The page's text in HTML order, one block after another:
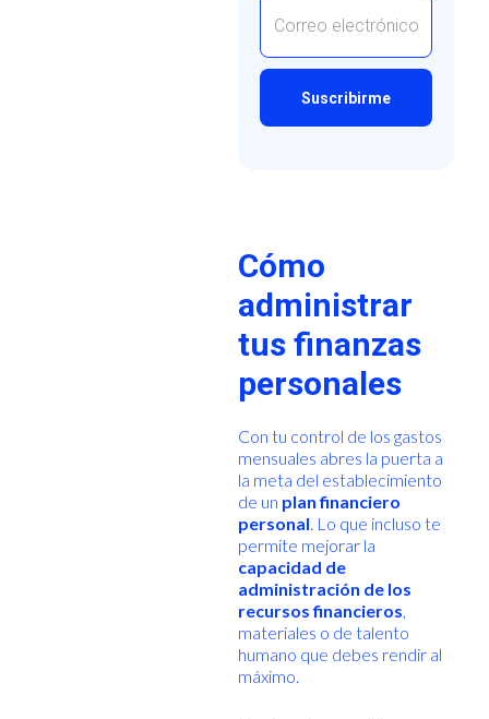
Cómo
administrar
tus finanzas
personales
Con tu control de los gastos
mensuales abres la puerta a
la meta del establecimiento
de un plan financiero
personal. Lo que incluso te
permite mejorar la
capacidad de
administración de los
recursos financieros,
materiales o de talento
humano que debes rendir al
máximo.